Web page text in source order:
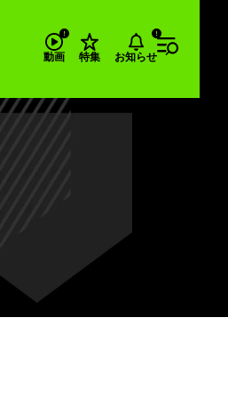
動画 特集 お知らせ